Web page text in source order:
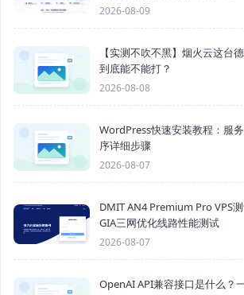
2026-08-09
【实测不吹不黑】烟火云这台
到底能不能打？
2026-08-08
WordPress快速安装教程：服
序详细步骤
2026-08-07
DMIT AN4 Premium Pro VPS
GIA三网优化线路性能测试
2026-08-07
OpenAI API兼容接口是什么？一